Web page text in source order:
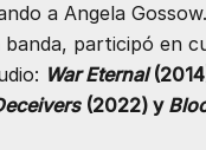
a Angela
participó en
War Eternal
(2022) y